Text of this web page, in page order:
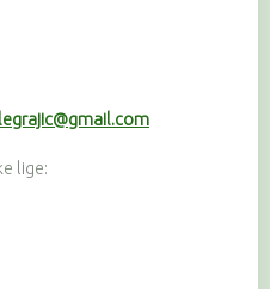
lige: